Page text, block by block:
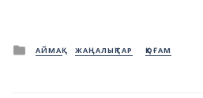
Posted
in
АЙМАҚ ЖАҢАЛЫҚТАР ҚОҒАМ